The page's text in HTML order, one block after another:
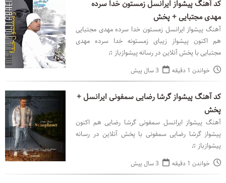
کد آهنگ پیشواز ایرانسل زمستون خدا سرده
مهدی مجتبایی + پخش
آهنگ پیشواز ایرانسل زمستون خدا سرده مهدی مجتبایی
هم اکنون پیشواز زیبای زمستونه خدا سرده مهدی
مجتبایی با پخش آنلاین در رسانه پیشوازباز ♫
خواندن 1 دقیقه 3 سال پیش
کد آهنگ پیشواز گرشا رضایی سمفونی ایرانسل +
پخش
آهنگ پیشواز ایرانسل سمفونی گرشا رضایی هم اکنون
پیشواز گرشا رضایی سمفونی با پخش آنلاین در رسانه
پیشوازباز ♫
خواندن 1 دقیقه 3 سال پیش